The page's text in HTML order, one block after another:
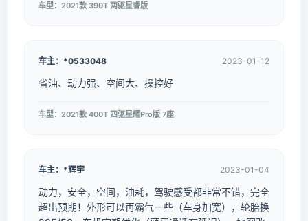
车型：2021款 390T 两驱星睿版
车主：*0533048 2023-01-12
省油、动力强、空间大、操控好
车型：2021款 400T 四驱星耀Pro版 7座
车主：*辉宇 2023-01-04
动力，安全，空间，油耗，驾驶感受都非常不错，完全
超出预期！外形可以再霸气一些（车身加宽），轮胎换